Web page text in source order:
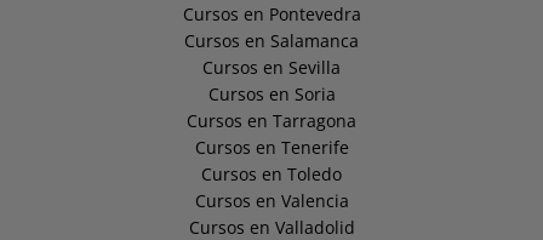
Cursos en Pontevedra
Cursos en Salamanca
Cursos en Sevilla
Cursos en Soria
Cursos en Tarragona
Cursos en Tenerife
Cursos en Toledo
Cursos en Valencia
Cursos en Valladolid